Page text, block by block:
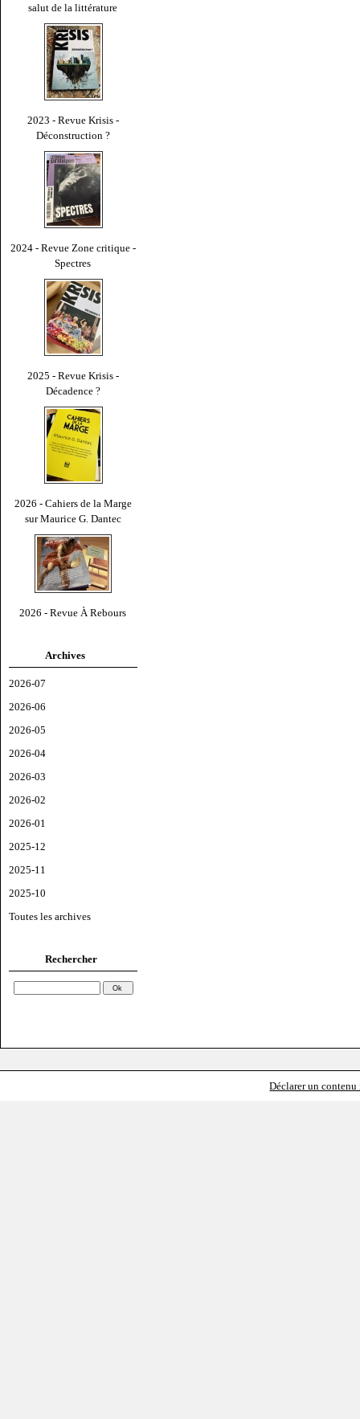
salut de la littérature
2023 - Revue Krisis -
Déconstruction ?
2024 - Revue Zone critique -
Spectres
2025 - Revue Krisis -
Décadence ?
2026 - Cahiers de la Marge
sur Maurice G. Dantec
2026 - Revue À Rebours
Archives
2026-07
2026-06
2026-05
2026-04
2026-03
2026-02
2026-01
2025-12
2025-11
2025-10
Toutes les archives
Rechercher
Déclarer un